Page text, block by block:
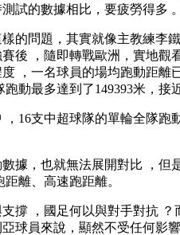
數據相比，要疲勞得多 
題，其實就像主教練李鐵
 ，隨即轉戰歐洲，實
，一名球員的場均跑動距
多達到了149393米，接近
，16支中超球隊的單輪全隊跑動
，也就無法展開對比  ，但是
、高速跑距離。
 ，國足何以與對手對抗 ？而
來說，顯然不受任何影響 